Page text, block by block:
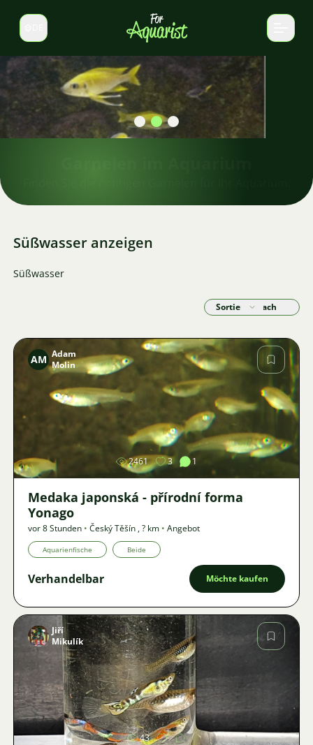
Sprache wechseln
Süßwasser anzeigen
Süßwasser
Sortieren nach
Bild
AM Adam
Molin
2461 3 1
Medaka japonská - přírodní forma
Yonago
vor 8 Stunden • Český Těšín ,? km • Angebot
Aquarienfische Beide
Verhandelbar Möchte kaufen
Bild
Jiří
Mikulík
43